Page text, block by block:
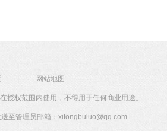
网站地图
授权范围内使用，不得用于任何商业用途。
至管理员邮箱：xitongbuluo@qq.com